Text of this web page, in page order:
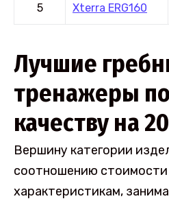
5 Xterra ERG160
Лучшие
тренажеры
качеству на
Вершину категории
соотношению стоимости
характеристикам,